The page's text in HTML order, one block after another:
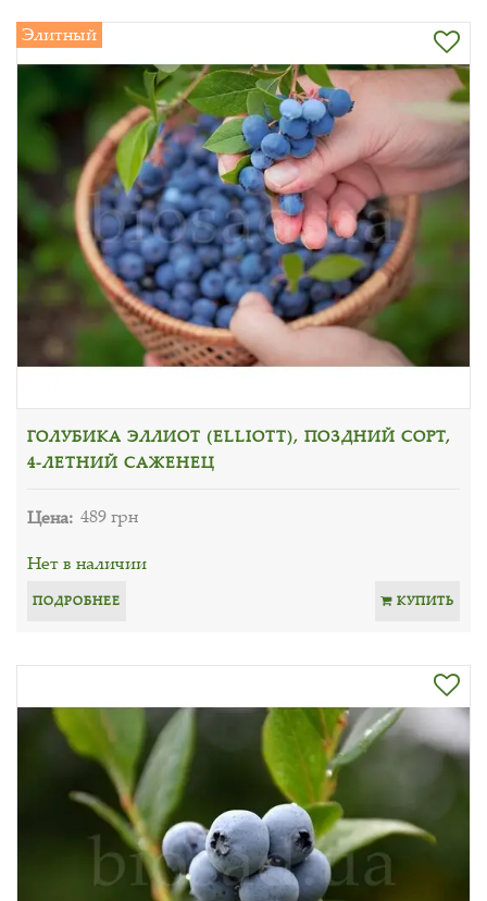
Элитный
ГОЛУБИКА ЭЛЛИОТ (ELLIOTT), ПОЗДНИЙ СОРТ,
4-ЛЕТНИЙ САЖЕНЕЦ
Цена: 489 грн
Нет в наличии
ПОДРОБНЕЕ КУПИТЬ